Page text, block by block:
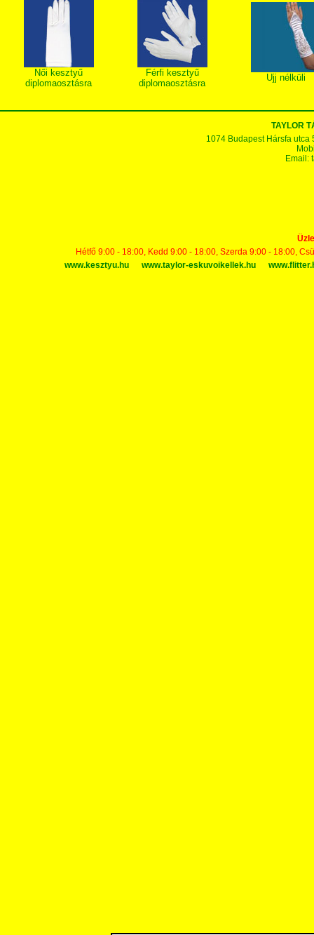
Női kesztyű
diplomaosztásra
Férfi kesztyű
diplomaosztásra
Ujj nélküli
TAYLOR
1074 Budapest Hársfa utca
Email:
Hétfő 9:00 - 18:00, Kedd 9:00 - 18:00, Szerda 9:00 - 18:00,
www.kesztyu.hu
www.taylor-eskuvoikellek.hu